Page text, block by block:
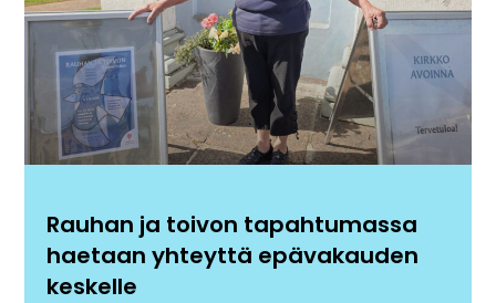
Rauhan ja toivon tapahtumassa
haetaan yhteyttä epävakauden
keskelle